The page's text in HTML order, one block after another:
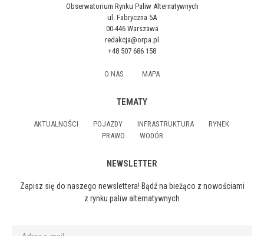
Obserwatorium Rynku Paliw Alternatywnych
ul. Fabryczna 5A
00-446 Warszawa
redakcja@orpa.pl
+48 507 686 158
O NAS MAPA
TEMATY
AKTUALNOŚCI POJAZDY INFRASTRUKTURA
RYNEK
PRAWO
WODÓR
NEWSLETTER
Zapisz się do naszego newslettera! Bądź na bieżąco z nowościami
z rynku paliw alternatywnych